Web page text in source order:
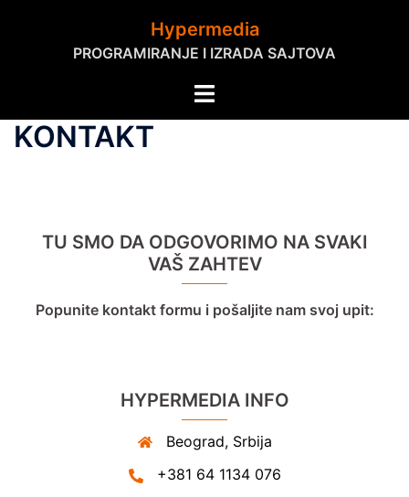
Hypermedia
PROGRAMIRANJE I IZRADA SAJTOVA
Toggle
KONTAKT
TU SMO DA ODGOVORIMO NA SVAKI
VAŠ ZAHTEV
Popunite kontakt formu i pošaljite nam svoj upit:
HYPERMEDIA INFO
Beograd, Srbija
+381 64 1134 076